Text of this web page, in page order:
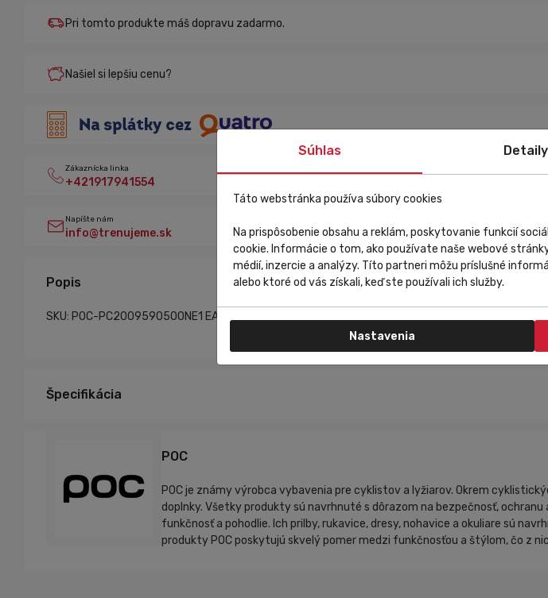
Pri tomto produkte máš dopravu zadarmo.
Našiel si lepšiu cenu?
Zákaznícka linka
+421917941554
Napíšte nám
info@trenujeme.sk
Popis
SKU: POC-PC200959050ONE1 EAN: 7325549989450
Špecifikácia
POC
POC je známy výrobca vybavenia pre cyklistov a lyžiarov. Okrem
doplnky. Všetky produkty sú navrhnuté s dôrazom na bezpečnosť,
funkčnosť a pohodlie. Ich prilby, rukavice, dresy, nohavice a okuliare sú
produkty POC poskytujú skvelý pomer medzi funkčnosťou a štýlom, čo z
Súhlas Detaily
Táto webstránka používa súbory cookies
Na prispôsobenie obsahu a reklám, poskytovanie funkcií
cookie. Informácie o tom, ako používate naše webové
médií, inzercie a analýzy. Títo partneri môžu príslušné
alebo ktoré od vás získali, keď ste používali ich služby.
Nastavenia